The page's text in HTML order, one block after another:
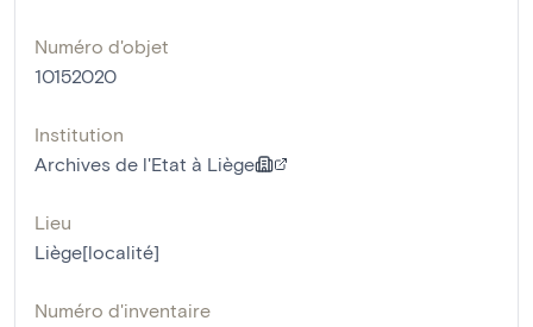
Numéro d'objet
10152020
Institution
Archives de l'Etat à Liège
Lieu
Liège[localité]
Numéro d'inventaire